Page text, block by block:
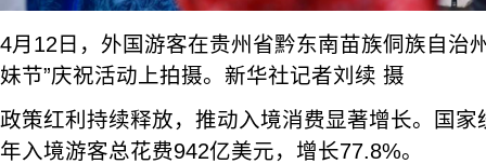
4月12日，外国游客在贵州省黔东南苗族侗族自治
妹节”庆祝活动上拍摄。新华社记者刘续 摄
政策红利持续释放，推动入境消费显著增长。国
年入境游客总花费942亿美元，增长77.8%。